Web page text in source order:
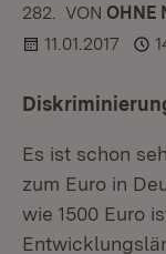
282. VON :OHNE
11.01.2017
Es ist schon
zum Euro in
wie 1500 Euro